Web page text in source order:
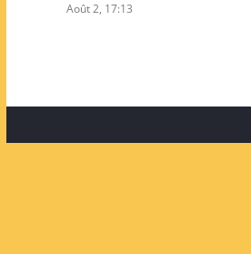
Août 2, 17:13